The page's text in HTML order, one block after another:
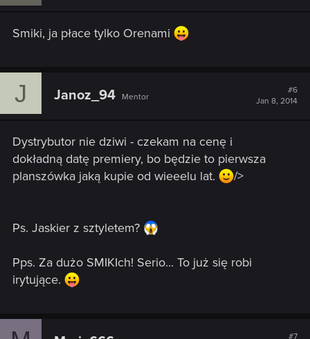
Smiki, ja płace tylko Orenami
J Janoz_94 Mentor
#6
Jan 8, 2014
Dystrybutor nie dziwi - czekam na cenę i
dokładną datę premiery, bo będzie to pierwsza
planszówka jaką kupie od wieeelu lat.
/>
Ps. Jaskier z sztyletem?
Pps. Za dużo SMIKIch! Serio... To już się robi
irytujące.
#7